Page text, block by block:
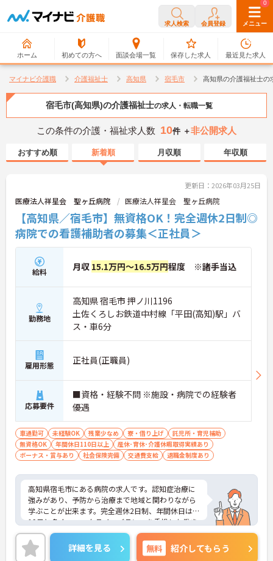
求人検索 会員登録 メニュー
ホーム 初めての方へ 面談会場一覧
0
保存した求人
0
最近見た求人
マイナビ介護職 介護福祉士 高知県 宿毛市 高知県の介護福祉士の
宿毛市(高知県)の介護福祉士の求人・転職一覧
この条件の介護・福祉求人数 10件 ＋非公開求人
おすすめ順 新着順 月収順 年収順
更新日：2026年03月25日
医療法人祥星会 聖ヶ丘病院 医療法人祥星会 聖ヶ丘病院
【高知県／宿毛市】無資格OK！完全週休2日制◎
病院での看護補助者の募集＜正社員＞
給料 月収 15.1万円～16.5万円程度 ※諸手当込
勤務地
高知県 宿毛市 押ノ川1196
土佐くろしお鉄道中村線「平田(高知)駅」バ
ス・車6分
雇用形態 正社員(正職員)
応募要件
■資格・経験不問 ※施設・病院での経験者
優遇
車通勤可 未経験OK 残業少なめ 寮・借り上げ
託児所・育児補助
無資格OK
年間休日110日以上
産休･育休･介護休暇取得実績あり
ボーナス・賞与あり
社会保険完備 交通費支給 退職金制度あり
高知県宿毛市にある病院の求人です。認知症治療に
強みがあり、予防から治療まで地域と関わりながら
学ぶことが出来ます。完全週休2日制、年間休日は1
19日と多く、ワークライフバランスを重視した働き
方が叶います。介護系の資格が無い方もチャレンジ
いただけます。ご興味がある方は是非担当アドバイ
ザーまでお尋ねください！
詳細を見る 無料 紹介してもらう